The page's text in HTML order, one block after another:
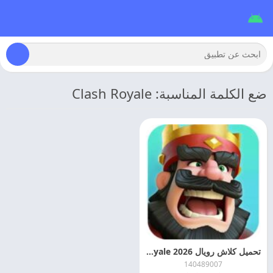
ضع الكلمة المناسبة: Clash Royale
تحميل كلاش رويال Clash Royale 2026 مهكره للاندرويد
140489007